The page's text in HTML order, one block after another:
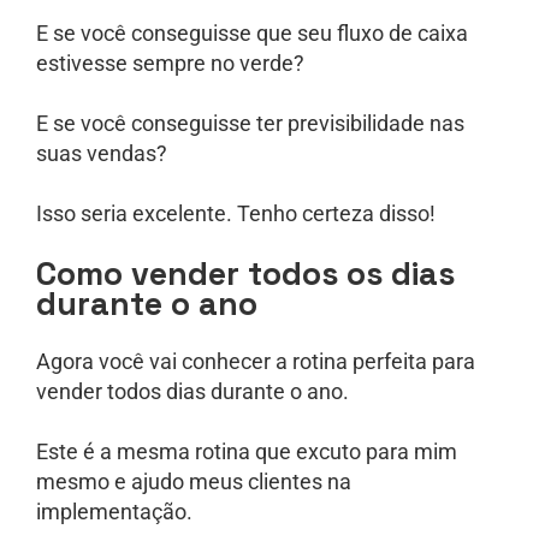
E se você conseguisse que seu fluxo de caixa
estivesse sempre no verde?
E se você conseguisse ter previsibilidade nas
suas vendas?
Isso seria excelente. Tenho certeza disso!
Como vender todos os dias
durante o ano
Agora você vai conhecer a rotina perfeita para
vender todos dias durante o ano.
Este é a mesma rotina que excuto para mim
mesmo e ajudo meus clientes na
implementação.